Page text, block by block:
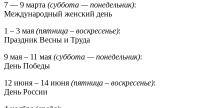
7 — 9 марта (суббота — понедельник):
Международный женский день
1 – 3 мая (пятница – воскресенье):
Праздник Весны и Труда
9 мая – 11 мая (суббота — понедельник):
День Победы
12 июня – 14 июня (пятница – воскресенье):
День России